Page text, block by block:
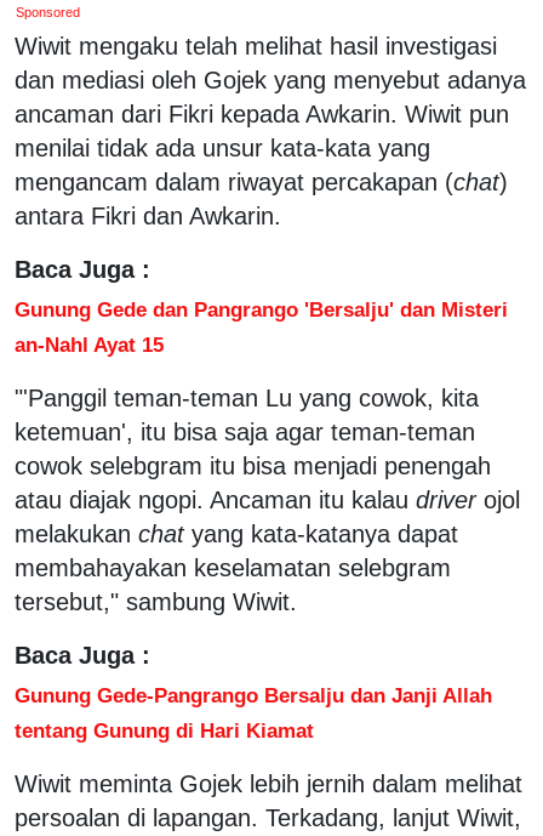
Sponsored
Wiwit mengaku telah melihat hasil investigasi
dan mediasi oleh Gojek yang menyebut adanya
ancaman dari Fikri kepada Awkarin. Wiwit pun
menilai tidak ada unsur kata-kata yang
mengancam dalam riwayat percakapan (chat)
antara Fikri dan Awkarin.
Baca Juga :
Gunung Gede dan Pangrango 'Bersalju' dan Misteri
an-Nahl Ayat 15
"'Panggil teman-teman Lu yang cowok, kita
ketemuan', itu bisa saja agar teman-teman
cowok selebgram itu bisa menjadi penengah
atau diajak ngopi. Ancaman itu kalau driver ojol
melakukan chatyang kata-katanya dapat
membahayakan keselamatan selebgram
tersebut," sambung Wiwit.
Baca Juga :
Gunung Gede-Pangrango Bersalju dan Janji Allah
tentang Gunung di Hari Kiamat
Wiwit meminta Gojek lebih jernih dalam melihat
persoalan di lapangan. Terkadang, lanjut Wiwit,